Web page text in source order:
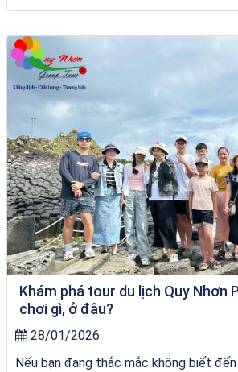
Khám phá tour du lịch Quy Nhơn
chơi gì, ở đâu?
28/01/2026
Nếu bạn đang thắc mắc không biết đến